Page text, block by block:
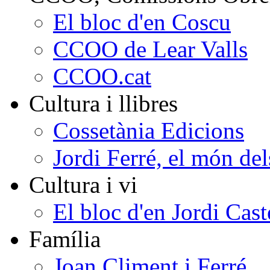
El bloc d'en Coscu
CCOO de Lear Valls
CCOO.cat
Cultura i llibres
Cossetània Edicions
Jordi Ferré, el món
Cultura i vi
El bloc d'en Jordi
Família